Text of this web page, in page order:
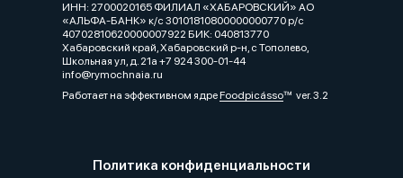
ИНН: 2700020165 ФИЛИАЛ «ХАБАРОВСКИЙ» АО
«АЛЬФА-БАНК» к/с 30101810800000000770 р/с
40702810620000007922 БИК: 040813770
Хабаровский край, Хабаровский р-н, с Тополево,
Школьная ул, д. 21а +7 924 300-01-44
info@rymochnaia.ru
Работает на эффективном ядреFoodpicássover. 3.2
Политика конфиденциальности